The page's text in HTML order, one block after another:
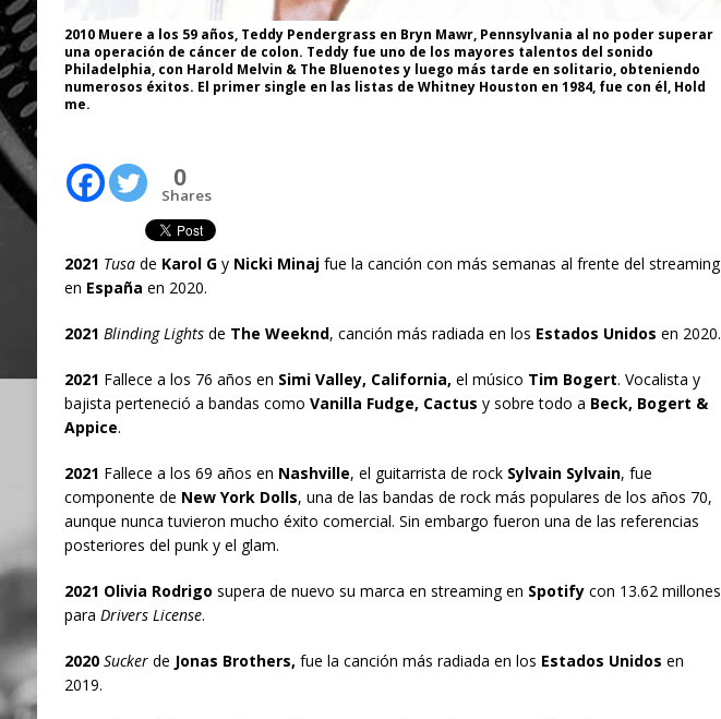
2010 Muere a los 59 años, Teddy Pendergrass en Bryn Mawr, Pennsylvania al no poder superar
una operación de cáncer de colon. Teddy fue uno de los mayores talentos del sonido
Philadelphia, con Harold Melvin & The Bluenotes y luego más tarde en solitario, obteniendo
numerosos éxitos. El primer single en las listas de Whitney Houston en 1984, fue con él, Hold
me.
0
Shares
2021 Tusa de Karol Gy Nicki Minajfue la canción con más semanas al frente del streaming
en España en 2020.
2021 Blinding Lights de The Weeknd, canción más radiada en los Estados Unidos en 2020.
2021 Fallece a los 76 años en Simi Valley, California, el músico Tim Bogert. Vocalista y
bajista perteneció a bandas como Vanilla Fudge, Cactus y sobre todo a Beck, Bogert &
Appice.
2021 Fallece a los 69 años en Nashville, el guitarrista de rock Sylvain Sylvain, fue
componente de New York Dolls, una de las bandas de rock más populares de los años 70,
aunque nunca tuvieron mucho éxito comercial. Sin embargo fueron una de las referencias
posteriores del punk y el glam.
2021 Olivia Rodrigo supera de nuevo su marca en streaming en Spotifycon 13.62 millones
para Drivers License.
2020 Suckerde Jonas Brothers, fue la canción más radiada en los Estados Unidos en
2019.